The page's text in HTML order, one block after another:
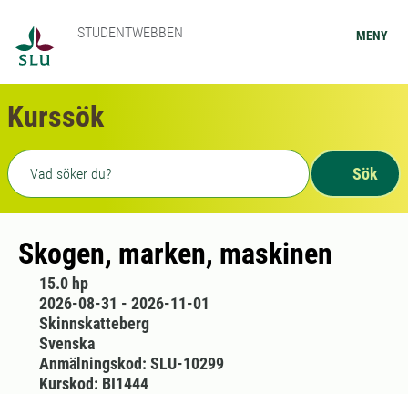
STUDENTWEBBEN MENY
Kurssök
Fritext sökning
Sök
Skogen, marken, maskinen
15.0 hp
2026-08-31 - 2026-11-01
Skinnskatteberg
Svenska
Anmälningskod: SLU-10299
Kurskod: BI1444